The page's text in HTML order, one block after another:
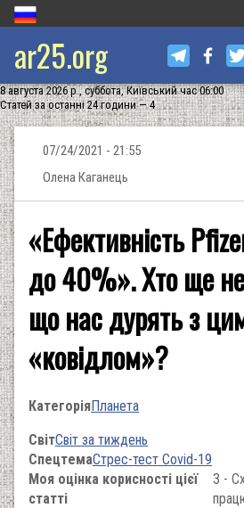
ar25.org
8 августа 2026 р., суббота, Київський час 06:00
Статей за останні 24 години — 4
07/24/2021 - 21:55
Олена Каганець
«Ефективність
до 40%». Хто ще не
що нас дурять з
«ковідлом»?
КатегоріяПланета
СвітСвіт за тиждень
СпецтемаСтрес-тест Covid-19
Моя оцінка корисності цієї
статті
3 -